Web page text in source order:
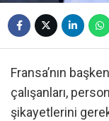
Fransa’nın
çalışanları,
şikayetlerini